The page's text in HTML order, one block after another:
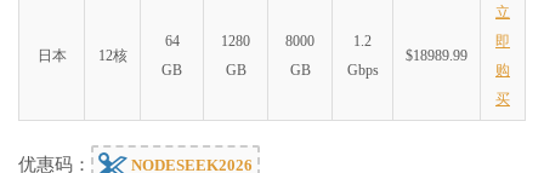
日本 12核
64
GB
1280
GB
8000
GB
1.2
Gbps
$18989.99
立
即
购
买
优惠码： NODESEEK2026